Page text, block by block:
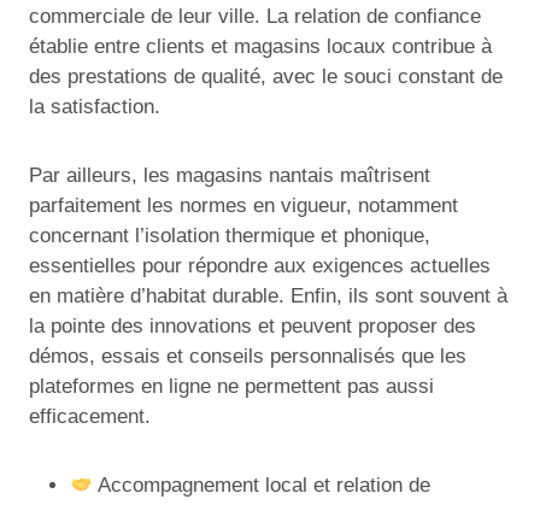
commerciale de leur ville. La relation de confiance
établie entre clients et magasins locaux contribue à
des prestations de qualité, avec le souci constant de
la satisfaction.
Par ailleurs, les magasins nantais maîtrisent
parfaitement les normes en vigueur, notamment
concernant l’isolation thermique et phonique,
essentielles pour répondre aux exigences actuelles
en matière d’habitat durable. Enfin, ils sont souvent à
la pointe des innovations et peuvent proposer des
démos, essais et conseils personnalisés que les
plateformes en ligne ne permettent pas aussi
efficacement.
Accompagnement local et relation de